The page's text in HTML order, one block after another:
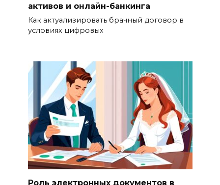
активов и онлайн-банкинга
Как актуализировать брачный договор в
условиях цифровых
Роль электронных документов в